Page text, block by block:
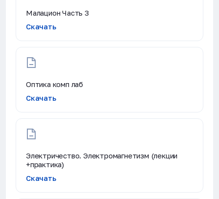
Малацион Часть 3
Скачать
Оптика комп лаб
Скачать
Электричество. Электромагнетизм (лекции
+практика)
Скачать